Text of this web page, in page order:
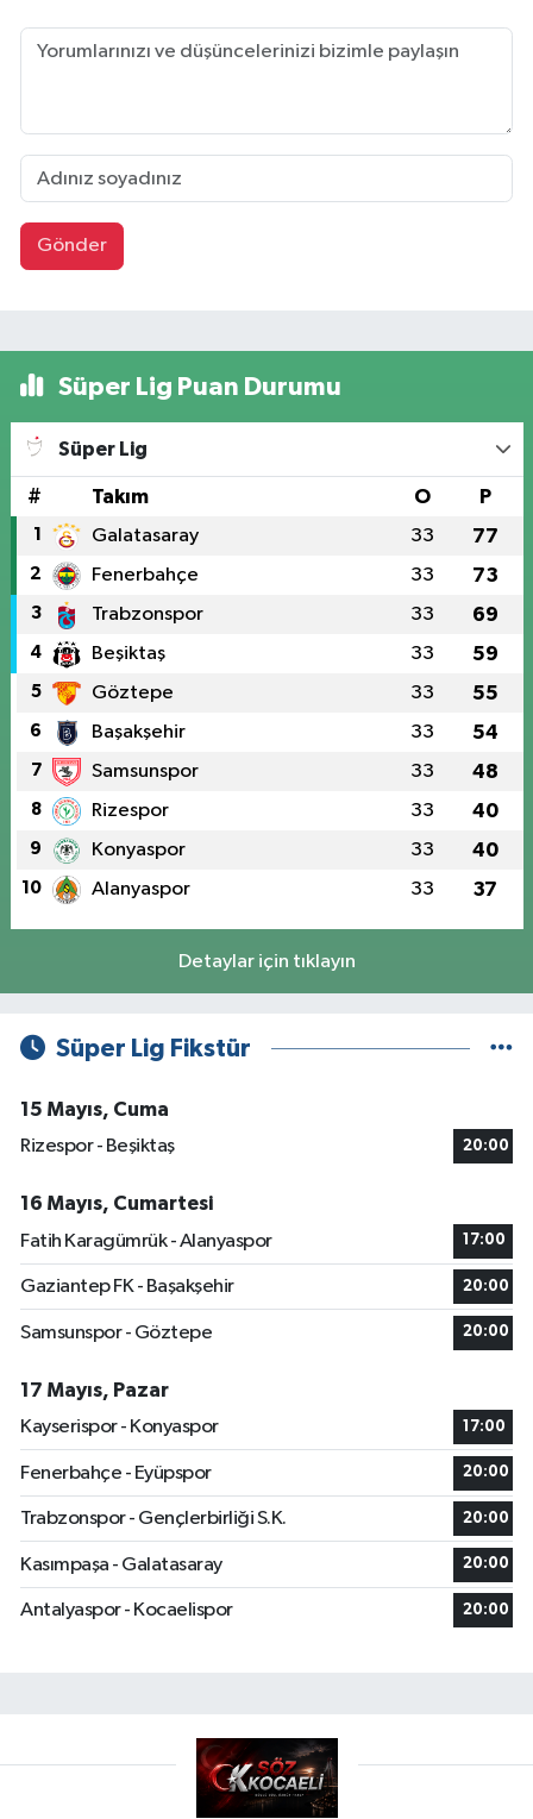
Gönder
Süper Lig Puan Durumu
Süper Lig
# Takım O P
1 Galatasaray 33 77
2 Fenerbahçe 33 73
3 Trabzonspor 33 69
4 Beşiktaş 33 59
5 Göztepe 33 55
6 Başakşehir 33 54
7 Samsunspor 33 48
8 Rizespor 33 40
9 Konyaspor 33 40
10 Alanyaspor 33 37
Detaylar için tıklayın
Süper Lig Fikstür
15 Mayıs, Cuma
Rizespor - Beşiktaş
20:00
16 Mayıs, Cumartesi
Fatih Karagümrük - Alanyaspor
17:00
Gaziantep FK - Başakşehir 20:00
Samsunspor - Göztepe 20:00
17 Mayıs, Pazar
Kayserispor - Konyaspor
17:00
Fenerbahçe - Eyüpspor 20:00
Trabzonspor - Gençlerbirliği S.K. 20:00
Kasımpaşa - Galatasaray 20:00
Antalyaspor - Kocaelispor 20:00